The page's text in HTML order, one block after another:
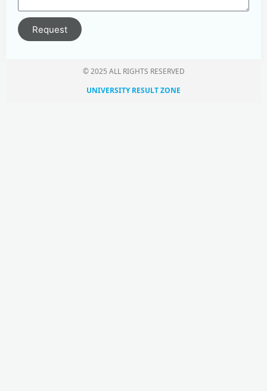
Request
© 2025 ALL RIGHTS RESERVED​
UNIVERSITY RESULT ZONE